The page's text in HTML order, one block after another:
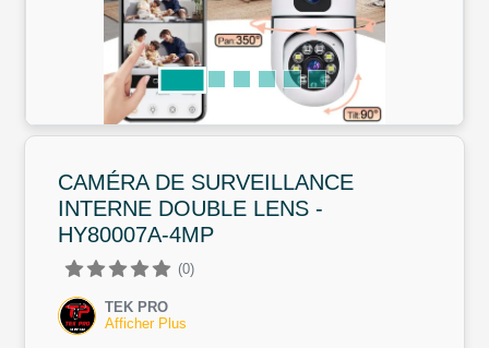
CAMÉRA DE SURVEILLANCE
INTERNE DOUBLE LENS -
HY80007A-4MP
(0)
TEK PRO
Afficher Plus